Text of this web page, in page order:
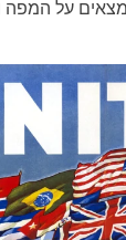
על המפה